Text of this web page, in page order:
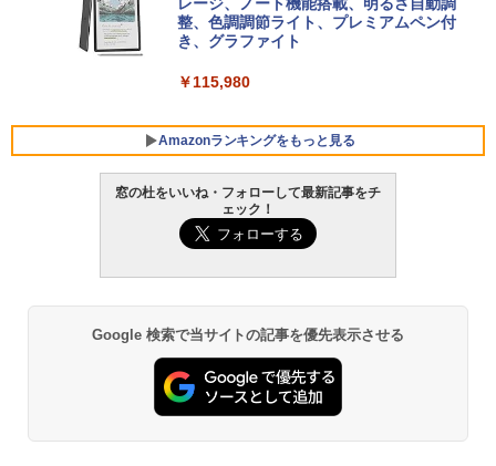
ersonal/Copilotキー搭載/Win 11/15.6型/
Core i5/16GB/SSD 512GB/ホワイト) FM
整、色調調節ライト、プレミアムペン付
き、グラファイト
￥115,980
Amazonランキングをもっと見る
窓の杜をいいね・フォローして最新記事をチ
ェック！
Google 検索で当サイトの記事を優先表示させる